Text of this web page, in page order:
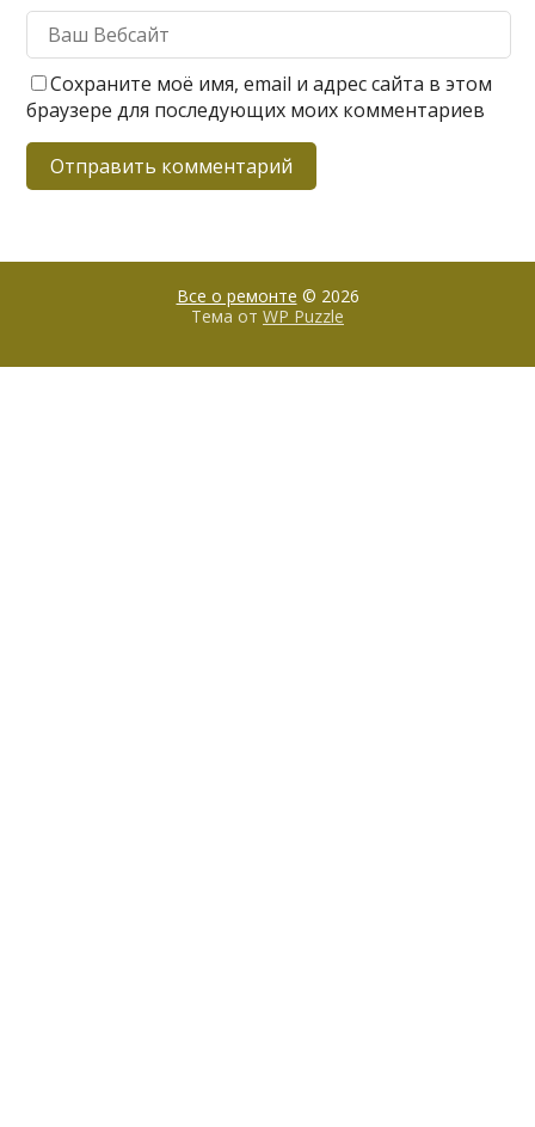
Сохраните моё имя, email и адрес сайта в этом
браузере для последующих моих комментариев
Все о ремонте © 2026
Тема от WP Puzzle